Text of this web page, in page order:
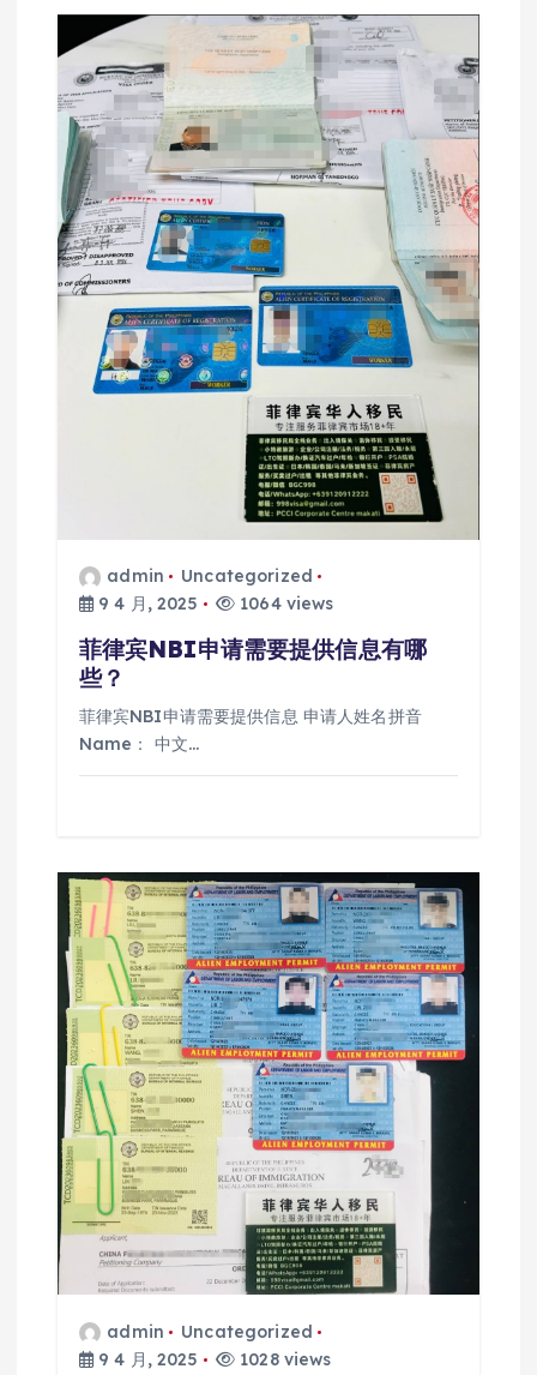
admin
Uncategorized
9 4 月, 2025
1064 views
菲律宾NBI申请需要提供信息有哪
些？
菲律宾NBI申请需要提供信息 申请人姓名拼音
Name： 中文…
admin
Uncategorized
9 4 月, 2025
1028 views